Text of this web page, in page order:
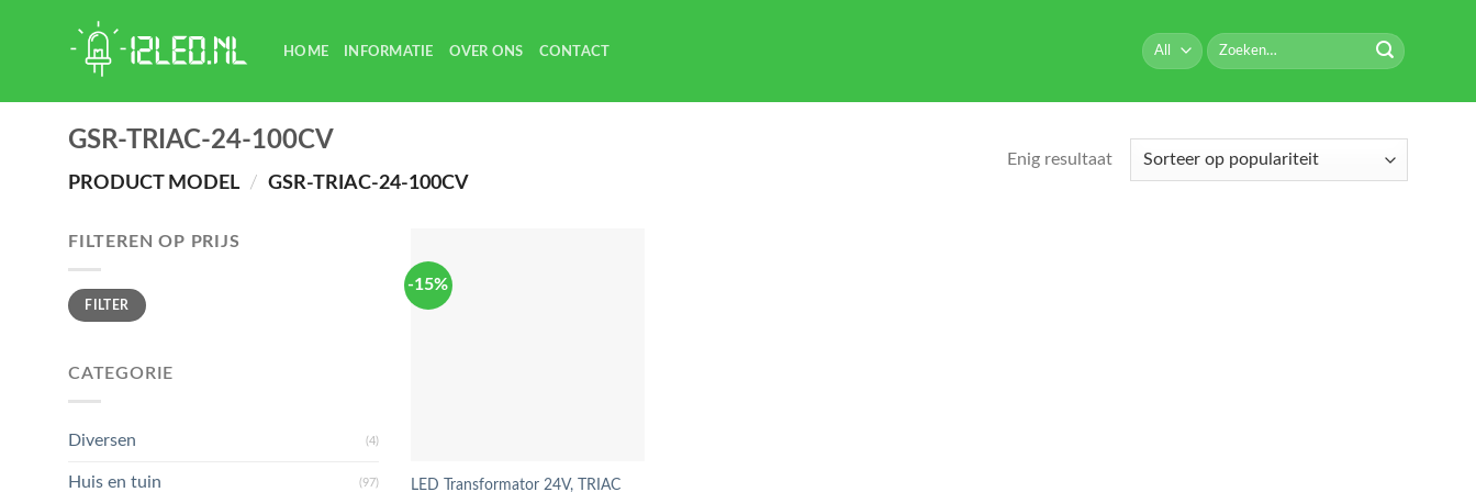
HOME INFORMATIE OVER ONS CONTACT
Zoeken
naar:
GSR-TRIAC-24-100CV
PRODUCT MODEL / GSR-TRIAC-24-100CV
Enig resultaat
FILTEREN OP PRIJS
Min.
prijs
Max.
prijsFILTER
CATEGORIE
Diversen (4)
Huis en tuin (97)
-15%
LED Transformator 24V, TRIAC